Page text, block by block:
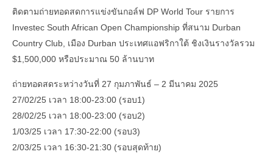
ติดตามถ่ายทอดสดการแข่งขันกอล์ฟ DP World Tour รายการ
Investec South African Open Championship ที่สนาม Durban
Country Club, เมือง Durban ประเทศแอฟริกาใต้ ชิงเงินรางวัลรวม
$1,500,000 หรือประมาณ 50 ล้านบาท
ถ่ายทอดสดระหว่างวันที่ 27 กุมภาพันธ์ – 2 มีนาคม 2025
27/02/25 เวลา 18:00-23:00 (รอบ1)
28/02/25 เวลา 18:00-23:00 (รอบ2)
1/03/25 เวลา 17:30-22:00 (รอบ3)
2/03/25 เวลา 16:30-21:30 (รอบสุดท้าย)